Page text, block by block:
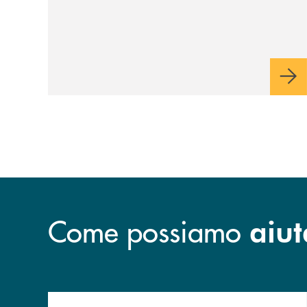
Come possiamo